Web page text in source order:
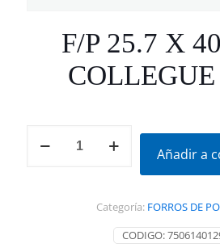
F/P 25.7 X
25.7
Añadir a
CODIGO:
Categoría: FORROS DE